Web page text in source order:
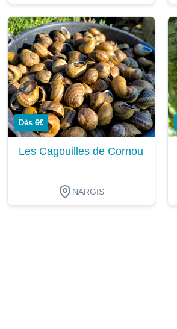
Dégustation
Dès 6€
Les Cagouilles de Cornou
NARGIS